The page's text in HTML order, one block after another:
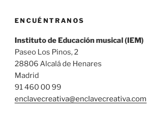
ENCUÉNTRANOS
Instituto de Educación musical (IEM)
Paseo Los Pinos, 2
28806 Alcalá de Henares
Madrid
91 460 00 99
enclavecreativa@enclavecreativa.com